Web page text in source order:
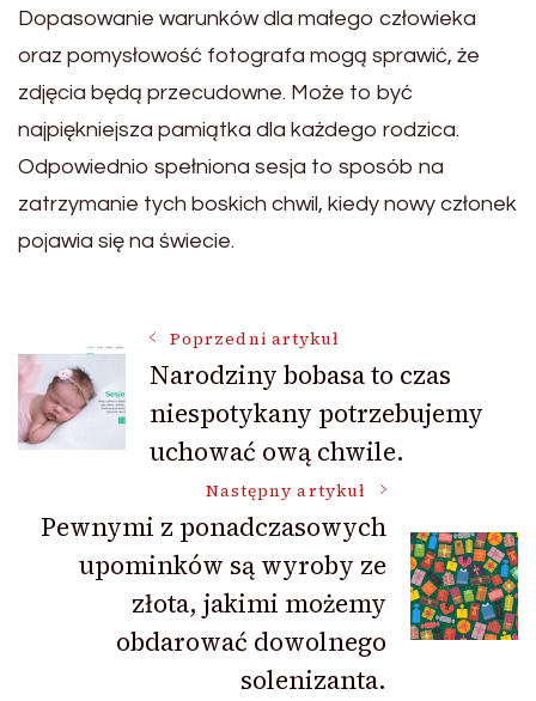
Dopasowanie warunków dla małego człowieka
oraz pomysłowość fotografa mogą sprawić, że
zdjęcia będą przecudowne. Może to być
najpiękniejsza pamiątka dla każdego rodzica.
Odpowiednio spełniona sesja to sposób na
zatrzymanie tych boskich chwil, kiedy nowy członek
pojawia się na świecie.
Nawigacja
wpisu
Poprzedni artykuł
Narodziny bobasa to czas
niespotykany potrzebujemy
uchować ową chwile.
Następny artykuł
Pewnymi z ponadczasowych
upominków są wyroby ze
złota, jakimi możemy
obdarować dowolnego
solenizanta.